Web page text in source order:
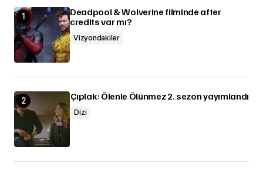
Deadpool & Wolverine filminde after
credits var mı?
Vizyondakiler
Çıplak: Ölenle Ölünmez 2. sezon yayımlandı
Dizi